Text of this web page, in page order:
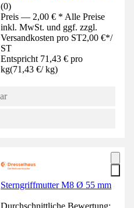
(0)
Preis — 2,00 € * Alle Preise
inkl. MwSt. und ggf. zzgl.
Versandkosten pro ST2,00 €*/
ST
Entspricht 71,43 € pro
kg(71,43 €/ kg)
Sterngriffmutter M8 Ø 55 mm
Durchschnittliche Bewertung: